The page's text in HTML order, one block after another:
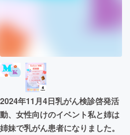
2024年11月4日乳がん検診啓発活
動、女性向けのイベント私と姉は
姉妹で乳がん患者になりました。